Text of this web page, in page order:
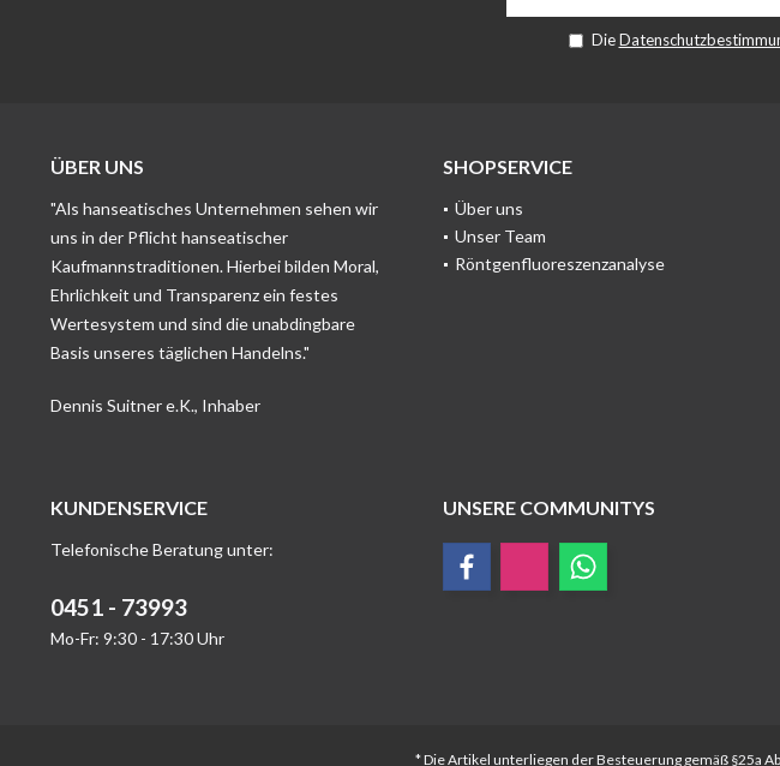
Die
ÜBER UNS
"Als hanseatisches Unternehmen sehen wir
uns in der Pflicht hanseatischer
Kaufmannstraditionen. Hierbei bilden Moral,
Ehrlichkeit und Transparenz ein festes
Wertesystem und sind die unabdingbare
Basis unseres täglichen Handelns."
Dennis Suitner e.K., Inhaber
SHOPSERVICE
Über uns
Unser Team
Röntgenfluoreszenzanalyse
KUNDENSERVICE
Telefonische Beratung unter:
0451 - 73993
Mo-Fr: 9:30 - 17:30 Uhr
UNSERE COMMUNITYS
* Die Artikel unterliegen der Besteuerung gemäß §25a